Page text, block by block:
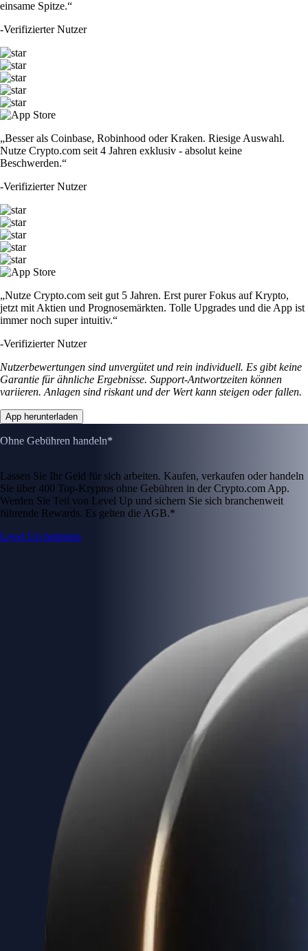
einsame Spitze.“
-Verifizierter Nutzer
„Besser als Coinbase, Robinhood oder Kraken. Riesige Auswahl.
Nutze Crypto.com seit 4 Jahren exklusiv - absolut keine
Beschwerden.“
-Verifizierter Nutzer
„Nutze Crypto.com seit gut 5 Jahren. Erst purer Fokus auf Krypto,
jetzt mit Aktien und Prognosemärkten. Tolle Upgrades und die App ist
immer noch super intuitiv.“
-Verifizierter Nutzer
Nutzerbewertungen sind unvergütet und rein individuell. Es gibt keine
Garantie für ähnliche Ergebnisse. Support-Antwortzeiten können
variieren. Anlagen sind riskant und der Wert kann steigen oder fallen.
App herunterladen
Ohne Gebühren handeln*
Lassen Sie Ihr Geld für sich arbeiten. Kaufen, verkaufen oder handeln
Sie über 400 Top-Kryptos ohne Gebühren in der Crypto.com App.
Werden Sie Teil von Level Up und sichern Sie sich branchenweit
führende Rewards. Es gelten die AGB.*
Level Up beitreten